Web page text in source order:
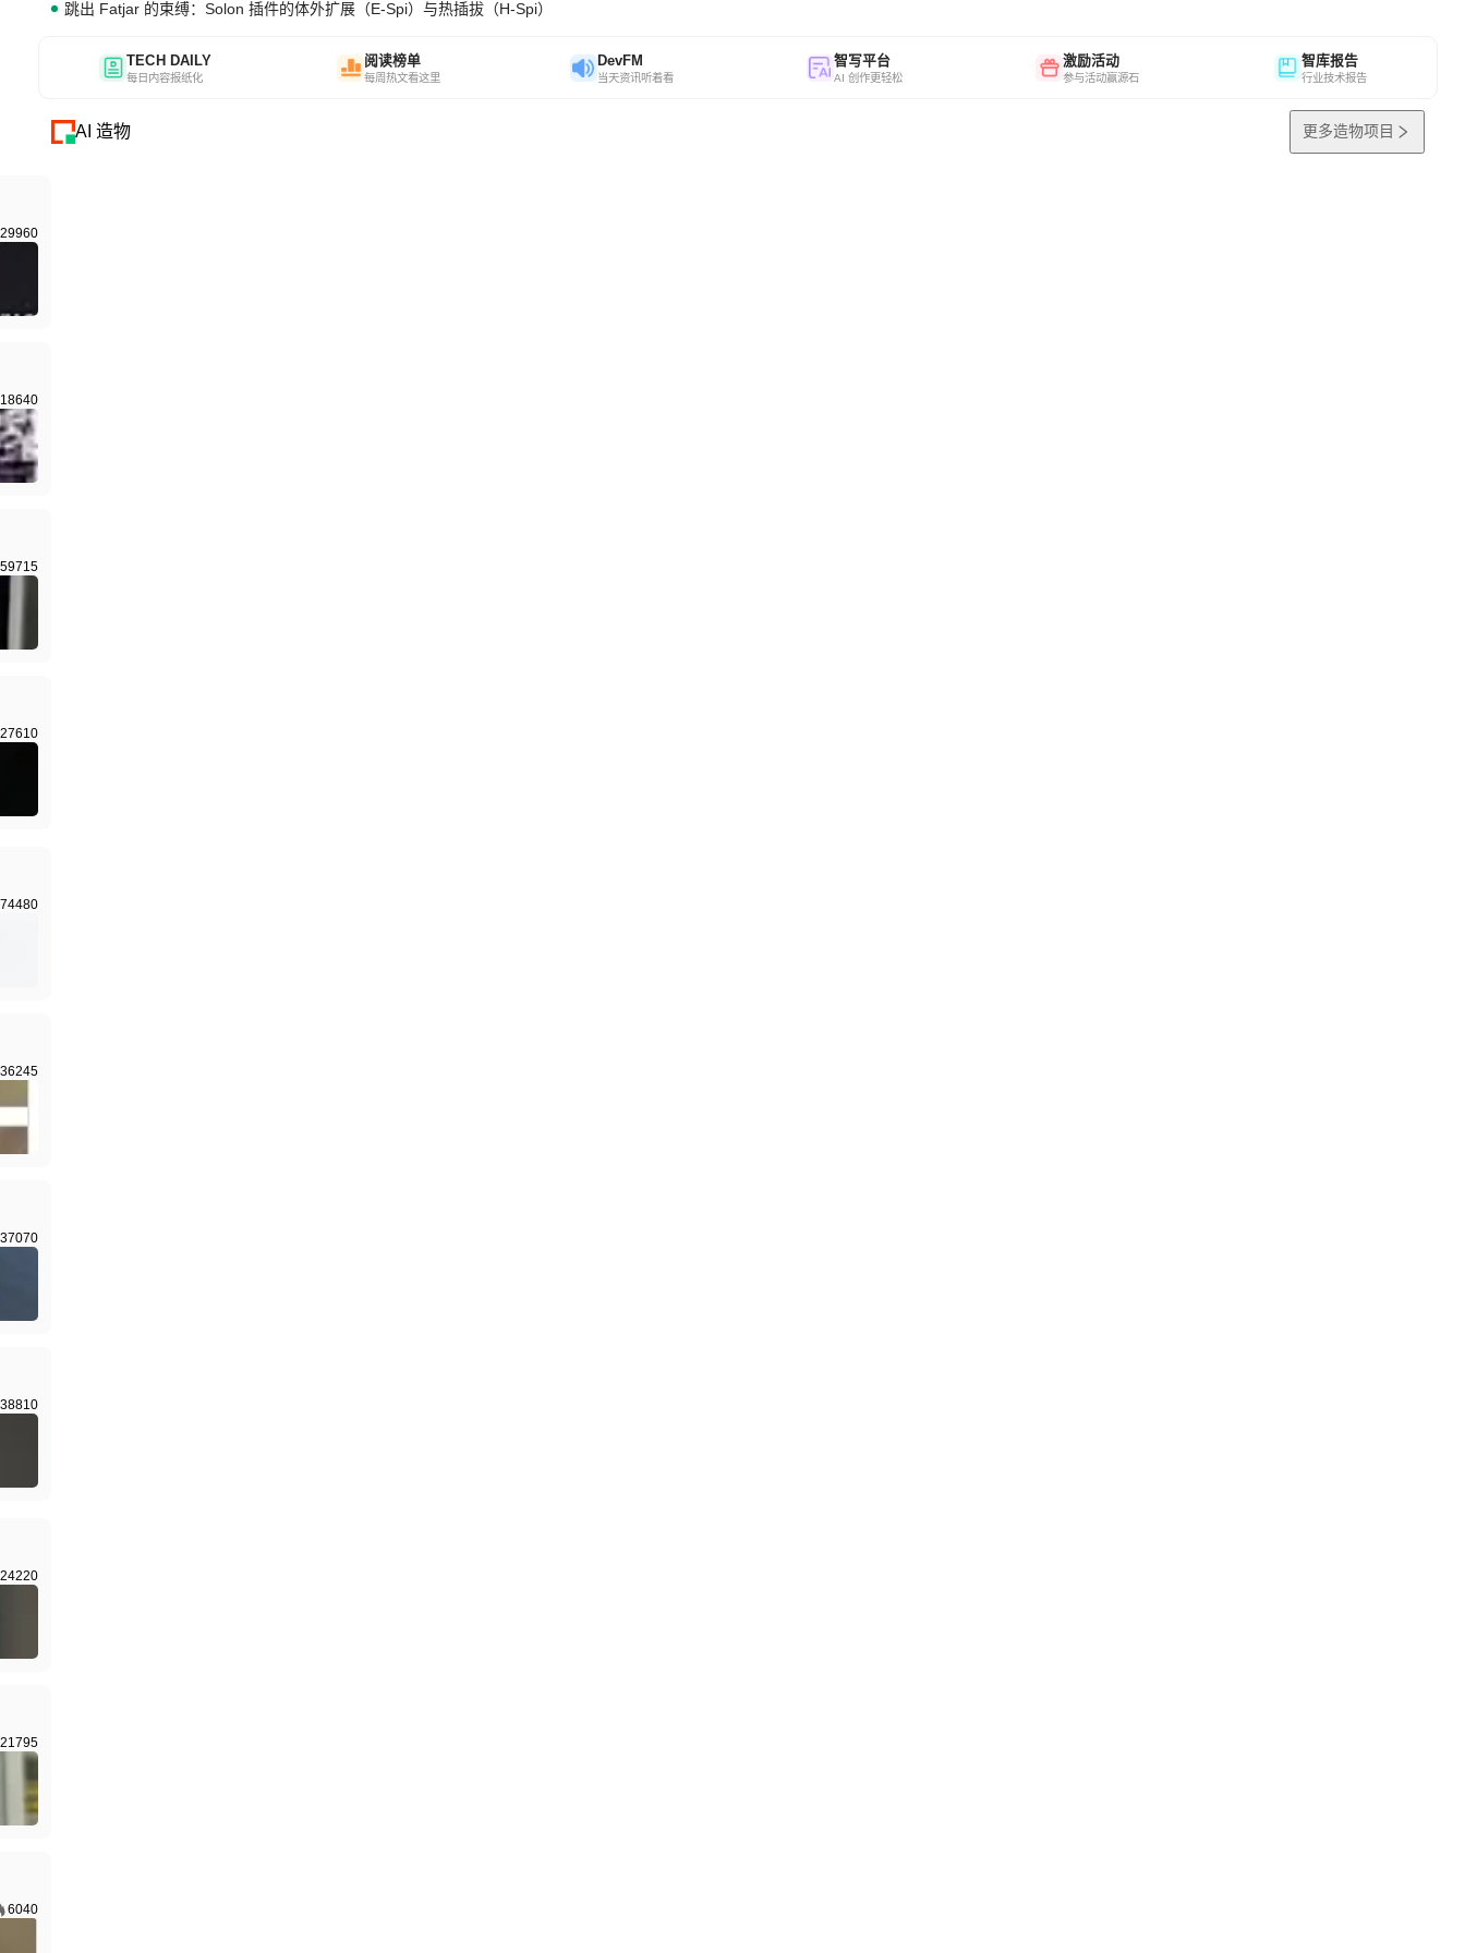
跳出 Fatjar 的束缚：Solon 插件的体外扩展（E-Spi）与热插拔（H-Spi）
TECH DAILY
每日内容报纸化
阅读榜单
每周热文看这里
DevFM
当天资讯听着看
智写平台
AI 创作更轻松
激励活动
参与活动赢源石
智库报告
行业技术报告
AI 造物 更多造物项目